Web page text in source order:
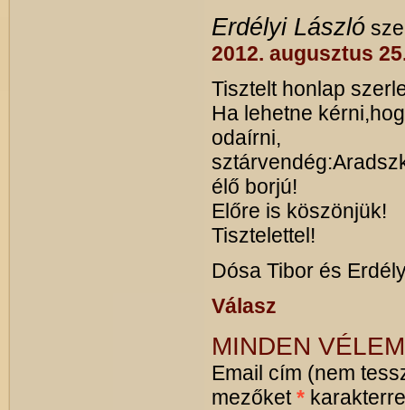
Erdélyi László
2012. augusztus
Tisztelt honlap
Ha lehetne
odaírni,
élő borjú!
Előre is köszönjük!
Tisztelettel!
Dósa Tibor és
Válasz
MINDEN
Email cím (nem
mezőket*